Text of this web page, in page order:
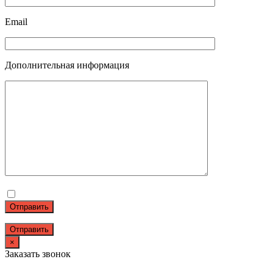
Email
Дополнительная информация
Отправить
×
Заказать звонок